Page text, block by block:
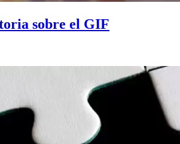
sobre el GIF